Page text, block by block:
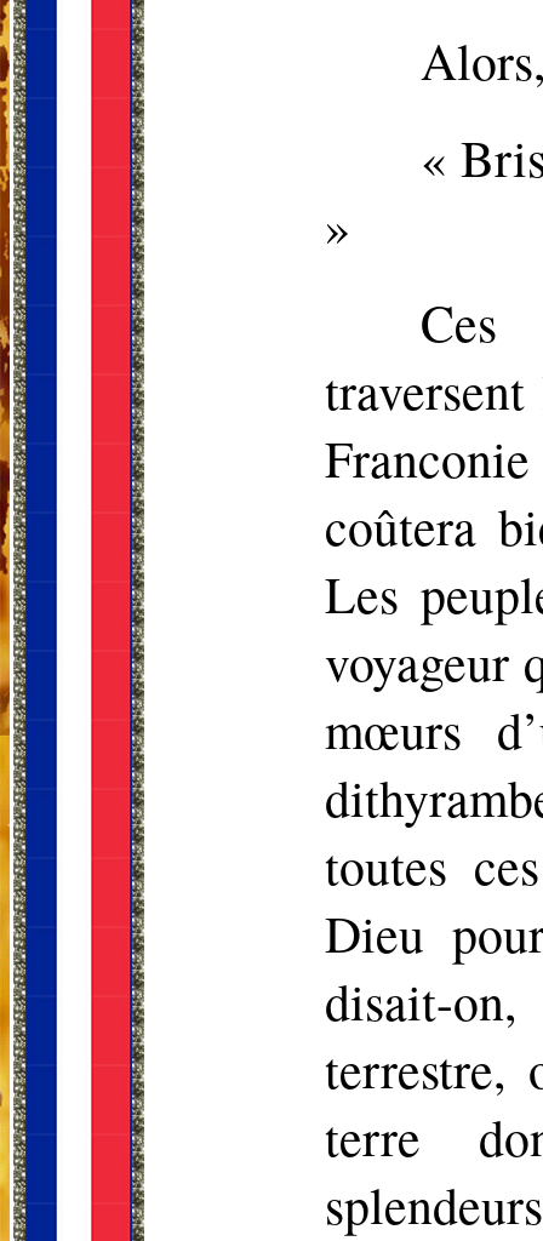
«
»
Ces
coûtera
Les
voyageur
mœurs
toutes
Dieu
disait-
terrestre,
terre